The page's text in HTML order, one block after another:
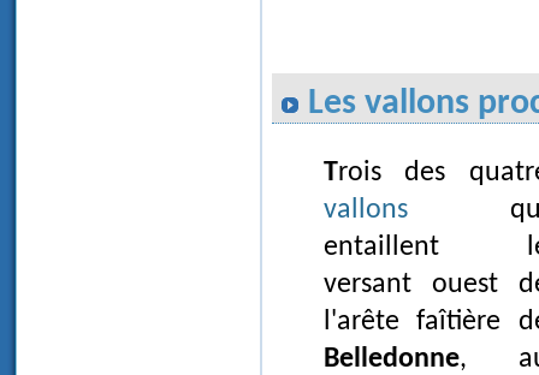
Les vallons
Trois des
vallons
entaillent
versant ouest
l'arête faîtière
Belledonne,